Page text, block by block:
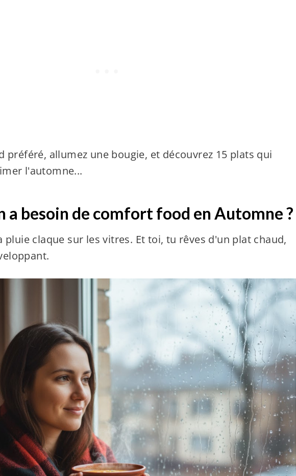
préféré, allumez une bougie, et découvrez 15 plats qui
l'automne...
a besoin de comfort food en Automne ?
pluie claque sur les vitres. Et toi, tu rêves d'un plat chaud,